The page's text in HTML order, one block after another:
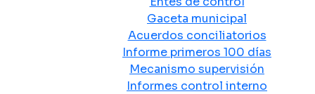
Gaceta municipal
Acuerdos conciliatorios
Informe primeros 100 días
Mecanismo supervisión
Informes control interno